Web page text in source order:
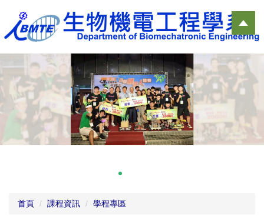
主
容
區
首頁 課程資訊 學程專區